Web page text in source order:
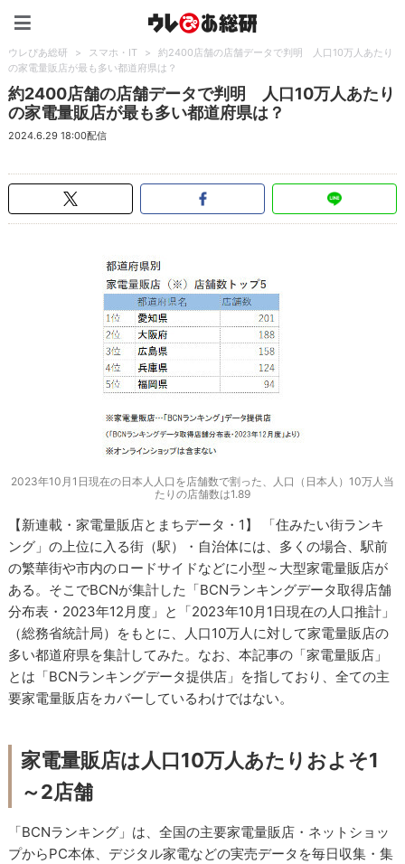
ウレぴあ総研 > スマホ・IT >
約2400店舗の店舗データで判明 人口10万人あたり
の家電量販店が最も多い都道府県は？
約2400店舗の店舗データで判明 人口10万人あたり
の家電量販店が最も多い都道府県は？
2024.6.29 18:00配信
2023年10月1日現在の日本人人口を店舗数で割った、人口（日本人）10万人当
たりの店舗数は1.89
【新連載・家電量販店とまちデータ・1】 「住みたい街ランキ
ング」の上位に入る街（駅）・自治体には、多くの場合、駅前
の繁華街や市内のロードサイドなどに小型～大型家電量販店が
ある。そこでBCNが集計した「BCNランキングデータ取得店舗
分布表・2023年12月度」と「2023年10月1日現在の人口推計」
（総務省統計局）をもとに、人口10万人に対して家電量販店の
多い都道府県を集計してみた。なお、本記事の「家電量販店」
とは「BCNランキングデータ提供店」を指しており、全ての主
要家電量販店をカバーしているわけではない。
家電量販店は人口10万人あたりおよそ1
～2店舗
「BCNランキング」は、全国の主要家電量販店・ネットショッ
プからPC本体、デジタル家電などの実売データを毎日収集・集